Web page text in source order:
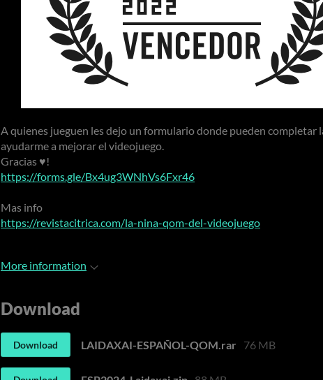
A quienes jueguen les dejo un formulario donde pueden completar
ayudarme a mejorar el videojuego.
Gracias ♥!
https://forms.gle/Bx4ug3WNhVs6Fxr46
Mas info
https://revistacitrica.com/la-nina-qom-del-videojuego
More information
Download
Download LAIDAXAI-ESPAÑOL-QOM.rar 76 MB